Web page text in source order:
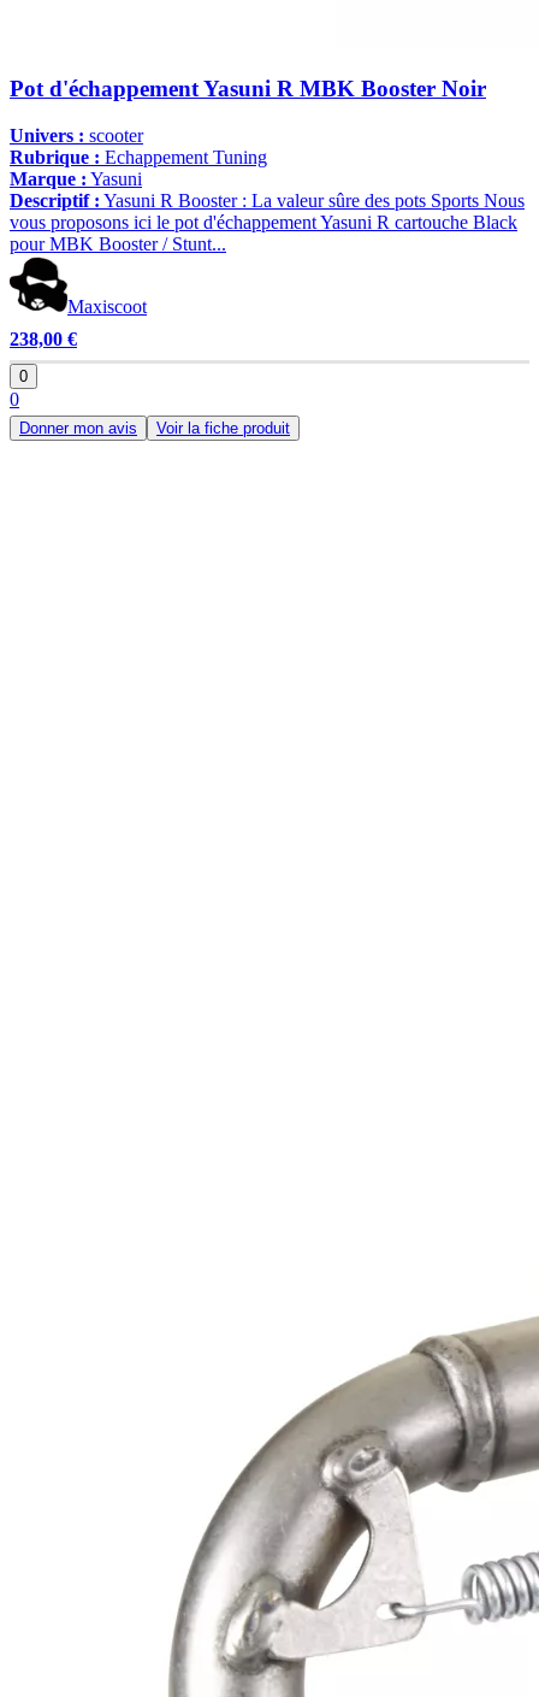
Pot d'échappement Yasuni R MBK Booster Noir
Univers : scooter
Rubrique : Echappement Tuning
Marque : Yasuni
Descriptif : Yasuni R Booster : La valeur sûre des pots Sports Nous
vous proposons ici le pot d'échappement Yasuni R cartouche Black
pour MBK Booster / Stunt...
Maxiscoot
238,00 €
0
0
Donner mon avis Voir la fiche produit